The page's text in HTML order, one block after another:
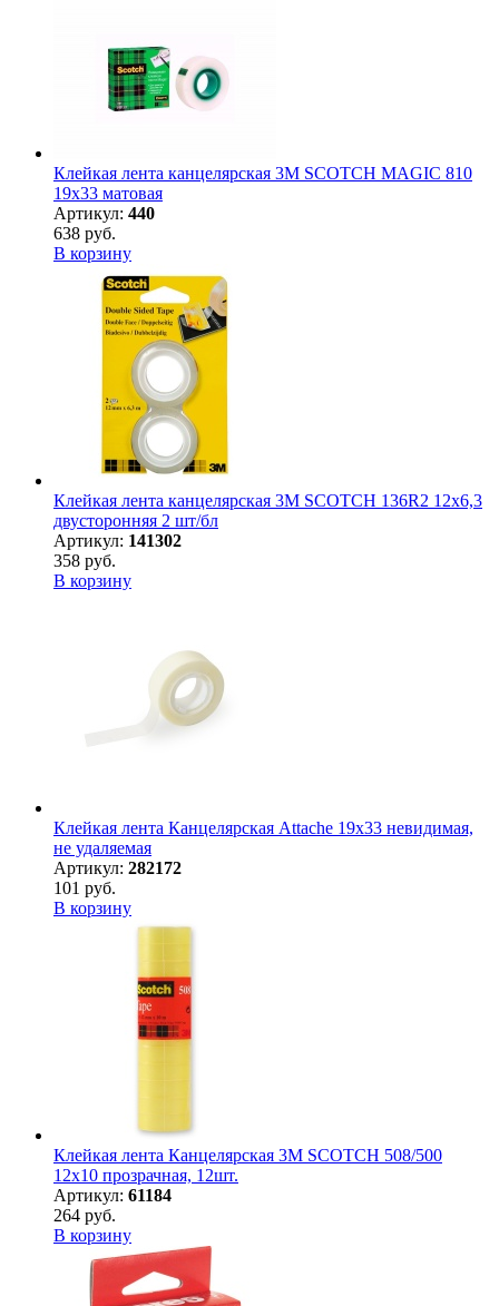
Клейкая лента канцелярская 3M SCOTCH MAGIC 810
19х33 матовая
Артикул: 440
638 руб.
В корзину
Клейкая лента канцелярская 3M SCOTCH 136R2 12х6,3
двусторонняя 2 шт/бл
Артикул: 141302
358 руб.
В корзину
Клейкая лента Канцелярская Attache 19x33 невидимая,
не удаляемая
Артикул: 282172
101 руб.
В корзину
Клейкая лента Канцелярская 3M SCOTCH 508/500
12х10 прозрачная, 12шт.
Артикул: 61184
264 руб.
В корзину